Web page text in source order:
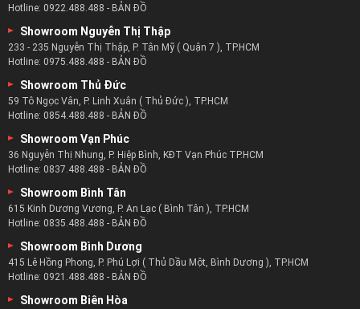
khách với những món đồ trang trí mới.
Bàn trà còn dùng để đặt những ấm trà đẹp mắt để tiếp
đón khách và mang cho họ một ly nước uống ngon nhất.
Doanh nghiệp bàn sofa kinh nghiệm nhất:
zSofa là doanh nghiệp có nhiều năm kinh nghiệm trong lĩnh
vực nội thất bàn sofa với hơn 5 năm kinh nghiệm.
Từ năm 2017 cho đến nay zSofa luôn nằm trong top những
doanh nghiệp bàn sofa nổi tiếng nhất.
zSofa hiện nay cũng đang là doanh nghiệp cung cấp bàn trà
chính cho nhiều doanh nghiệp, tổ chức và cá nhân.
nhất mà còn là những dịch vụ khách hàng tốt nhất.
Đảm bảo khách hàng của zSofa luôn hài lòng về chất lượng
bàn trà và sự hỗ trợ từ đội ngũ nhân viên của zSofa.
Hotline: 0922.488.488 - BẢN ĐỒ
Showroom Nguyễn Thị Thập
233 - 235 Nguyễn Thị Thập, P. Tân Mỹ ( Quận 7 ), TP.HCM
Hotline: 0975.488.488 - BẢN ĐỒ
Showroom Thủ Đức
59 Tô Ngọc Vân, P. Linh Xuân ( Thủ Đức ), TP.HCM
Hotline: 0854.488.488 - BẢN ĐỒ
Showroom Vạn Phúc
36 Nguyễn Thị Nhung, P. Hiệp Bình, KĐT Vạn Phúc TP.HCM
Hotline: 0837.488.488 - BẢN ĐỒ
Showroom Bình Tân
615 Kinh Dương Vương, P. An Lạc ( Bình Tân ), TP.HCM
Hotline: 0835.488.488 - BẢN ĐỒ
Showroom Bình Dương
415 Lê Hồng Phong, P. Phú Lợi ( Thủ Dầu Một, Bình Dương ), TP.HCM
Hotline: 0921.488.488 - BẢN ĐỒ
Showroom Biên Hòa